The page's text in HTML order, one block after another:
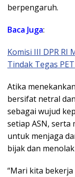
berpengaruh.
Baca Juga:
Komisi III DPR RI
Tindak Tegas
Atika
bersifat netral
sebagai wujud
setiap ASN, serta
untuk menjaga
bijak dan
“Mari kita